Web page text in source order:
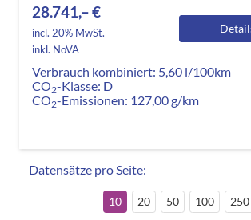
28.741,– €
incl. 20% MwSt.
inkl. NoVA
Verbrauch kombiniert: 5,60 l/100km
CO2-Klasse: D
CO2-Emissionen: 127,00 g/km
Datensätze pro Seite:
10 20 50 100 250